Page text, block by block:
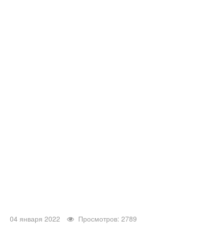
04 января 2022 Просмотров: 2789